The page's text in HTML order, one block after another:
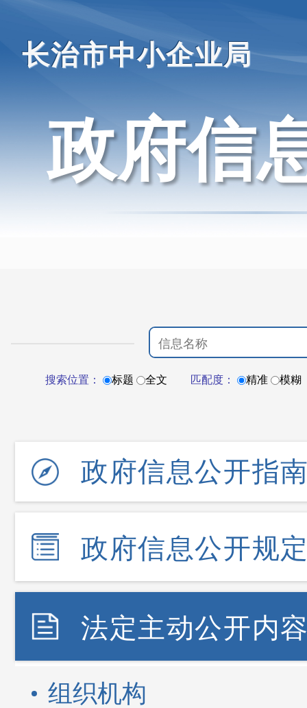
长治市中小企业局
政府信
搜索位置： 标题 全文 匹配度： 精准 模糊
政府信息公开指
政府信息公开规
法定主动公开内
组织机构